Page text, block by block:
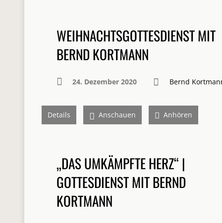
WEIHNACHTSGOTTESDIENST MIT
BERND KORTMANN
24. Dezember 2020 Bernd
Details Anschauen Anhören
„DAS UMKÄMPFTE HERZ“ |
GOTTESDIENST MIT BERND
KORTMANN